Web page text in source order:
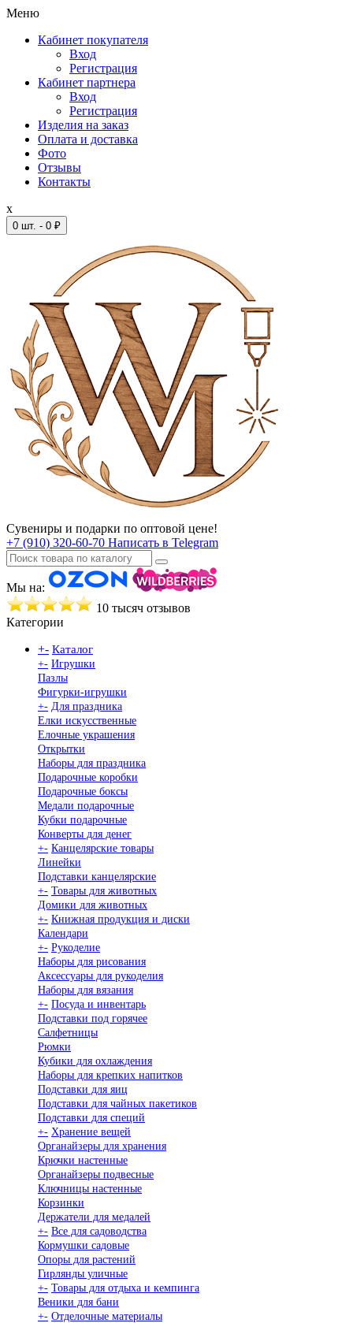
Меню
Кабинет покупателя
Вход
Регистрация
Кабинет партнера
Вход
Регистрация
Изделия на заказ
Оплата и доставка
Фото
Отзывы
Контакты
x
0 шт. - 0 ₽
Сувениры и подарки по оптовой цене!
+7 (910) 320-60-70 Написать в Telegram
Мы на:
10 тысяч отзывов
Категории
+- Каталог
+- Игрушки
Пазлы
Фигурки-игрушки
+- Для праздника
Елки искусственные
Елочные украшения
Открытки
Наборы для праздника
Подарочные коробки
Подарочные боксы
Медали подарочные
Кубки подарочные
Конверты для денег
+- Канцелярские товары
Линейки
Подставки канцелярские
+- Товары для животных
Домики для животных
+- Книжная продукция и диски
Календари
+- Рукоделие
Наборы для рисования
Аксессуары для рукоделия
Наборы для вязания
+- Посуда и инвентарь
Подставки под горячее
Салфетницы
Рюмки
Кубики для охлаждения
Наборы для крепких напитков
Подставки для яиц
Подставки для чайных пакетиков
Подставки для специй
+- Хранение вещей
Органайзеры для хранения
Крючки настенные
Органайзеры подвесные
Ключницы настенные
Корзинки
Держатели для медалей
+- Все для садоводства
Кормушки садовые
Опоры для растений
Гирлянды уличные
+- Товары для отдыха и кемпинга
Веники для бани
+- Отделочные материалы